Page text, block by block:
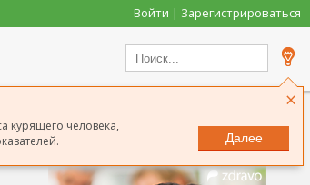
Войти | Зарегистрироваться
×
курящего человека,
Далее
Сообщить о неточности